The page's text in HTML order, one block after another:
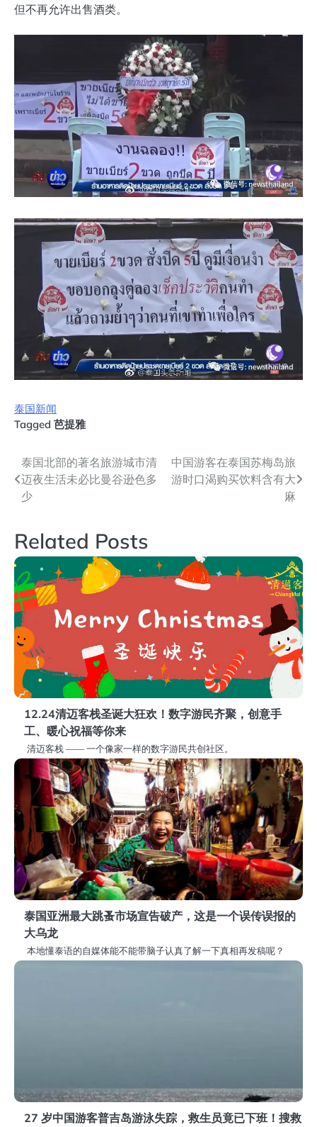
但不再允许出售酒类。
泰国新闻
Tagged 芭提雅
文
章
航
泰国北部的著名旅游城市清
迈夜生活未必比曼谷逊色多
少
中国游客在泰国苏梅岛旅
游时口渴购买饮料含有大
麻
Related Posts
12.24清迈客栈圣诞大狂欢！数字游民齐聚，创意手
工、暖心祝福等你来
清迈客栈 —— 一个像家一样的数字游民共创社区。
泰国亚洲最大跳蚤市场宣告破产，这是一个误传误报的
大乌龙
本地懂泰语的自媒体能不能带脑子认真了解一下真相再发稿呢？
27 岁中国游客普吉岛游泳失踪，救生员竟已下班！搜救